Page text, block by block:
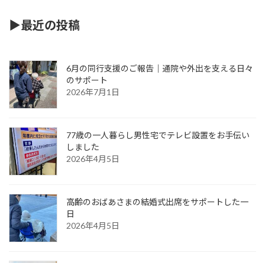
▶︎最近の投稿
6月の同行支援のご報告｜通院や外出を支える日々
のサポート
2026年7月1日
77歳の一人暮らし男性宅でテレビ設置をお手伝い
しました
2026年4月5日
高齢のおばあさまの結婚式出席をサポートした一
日
2026年4月5日